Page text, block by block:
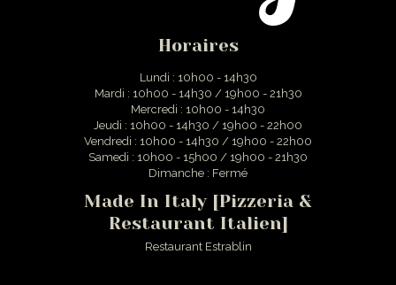
Horaires
Lundi : 10h00 - 14h30
Mardi : 10h00 - 14h30 / 19h00 - 21h30
Mercredi : 10h00 - 14h30
Jeudi : 10h00 - 14h30 / 19h00 - 22h00
Vendredi : 10h00 - 14h30 / 19h00 - 22h00
Samedi : 10h00 - 15h00 / 19h00 - 21h30
Dimanche : Fermé
Made In Italy [Pizzeria &
Restaurant Italien]
Restaurant Estrablin